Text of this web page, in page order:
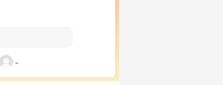
−